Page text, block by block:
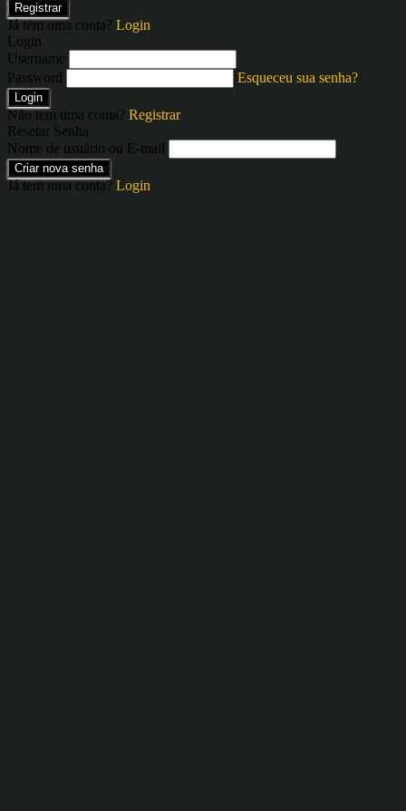
Registrar
Já tem uma conta? Login
Login
Username
Password
Esqueceu sua senha?
Login
Não tem uma conta? Registrar
Resetar Senha
Nome de usuário ou E-mail
Criar nova senha
Já tem uma conta? Login